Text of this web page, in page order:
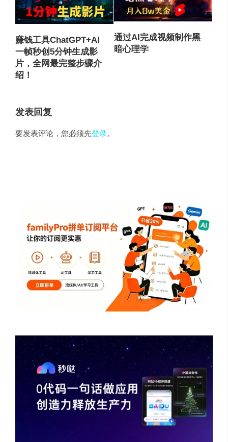
赚钱工具ChatGPT+AI
一帧秒创5分钟生成影
片，全网最完整步骤介
绍！
通过AI完成视频制作黑
暗心理学
发表回复
要发表评论，您必须先登录。